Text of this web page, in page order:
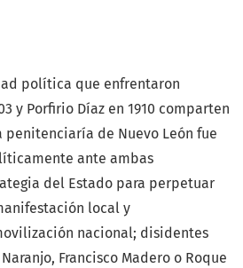
política que enfrentaron
y Porfirio Díaz en 1910 comparten
penitenciaría de Nuevo León fue
ante ambas
del Estado para perpetuar
local y
nacional; disidentes
Francisco Madero o Roque